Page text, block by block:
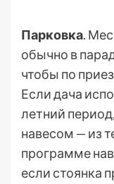
Парковка.
обычно в
чтобы по
Если дача
летний
навесом — из
программе
если стоянка